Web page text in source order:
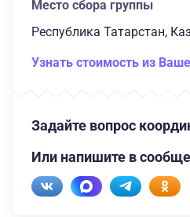
Место сбора группы
Республика Татарстан,
Узнать стоимость из
Задайте вопрос
Или напишите в